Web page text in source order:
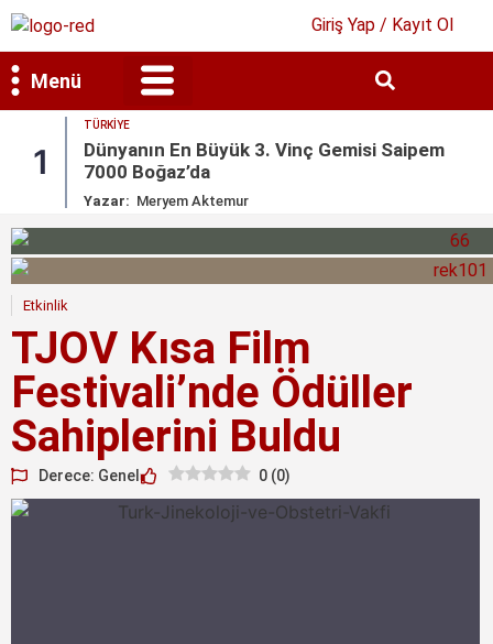
Giriş Yap / Kayıt Ol
Menü
1
TÜRKIYE
Dünyanın En Büyük 3. Vinç Gemisi Saipem
7000 Boğaz’da
Yazar: Meryem Aktemur
Etkinlik
TJOV Kısa Film
Festivali’nde Ödüller
Sahiplerini Buldu
Derece: Genel 0 (0)